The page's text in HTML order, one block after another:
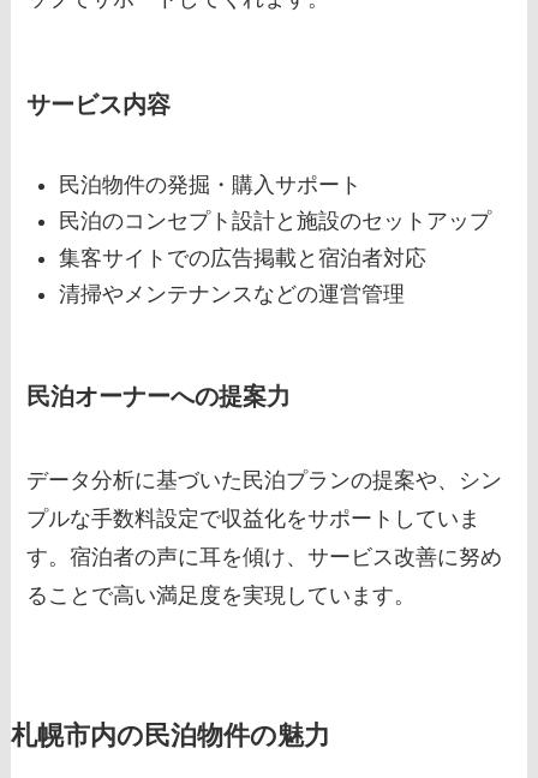
サービス内容
民泊物件の発掘・購入サポート
民泊のコンセプト設計と施設のセットアップ
集客サイトでの広告掲載と宿泊者対応
清掃やメンテナンスなどの運営管理
民泊オーナーへの提案力
データ分析に基づいた民泊プランの提案や、シン
プルな手数料設定で収益化をサポートしていま
す。宿泊者の声に耳を傾け、サービス改善に努め
ることで高い満足度を実現しています。
札幌市内の民泊物件の魅力